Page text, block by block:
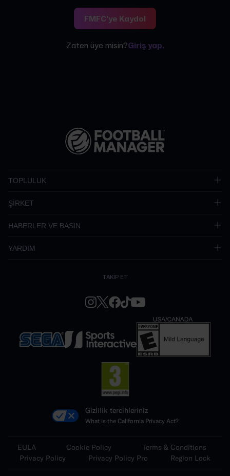
FMFC'ye Kaydol
Zaten üye misin?Giriş yap.
TOPLULUK
ŞİRKET
HABERLER VE BASIN
YARDIM
TAKİP ET
Gizlilik tercihleriniz
What is the California Privacy Act?
EULA Cookie Policy
Terms & Conditions
Privacy Policy
Privacy Policy Pro Region Lock